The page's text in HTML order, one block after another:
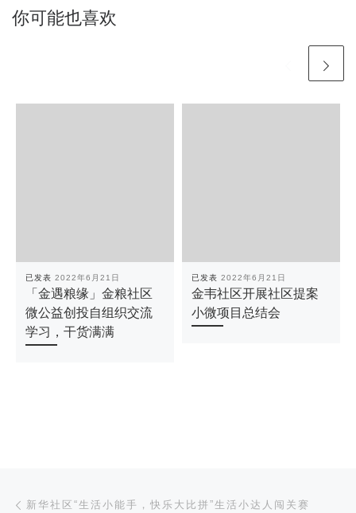
你可能也喜欢
已发表 2022年6月21日
「金遇粮缘」金粮社区
微公益创投自组织交流
学习，干货满满
已发表 2022年6月21日
金韦社区开展社区提案
小微项目总结会
文章导航
新华社区“生活小能手，快乐大比拼”生活小达人闯关赛